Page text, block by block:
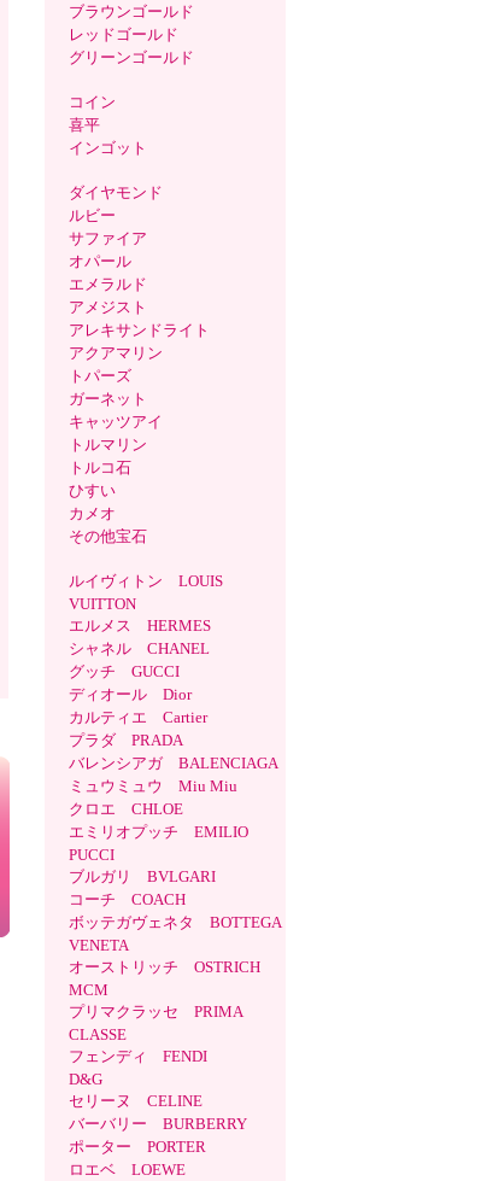
ブラウンゴールド
レッドゴールド
グリーンゴールド
コイン
喜平
インゴット
ダイヤモンド
ルビー
サファイア
オパール
エメラルド
アメジスト
アレキサンドライト
アクアマリン
トパーズ
ガーネット
キャッツアイ
トルマリン
トルコ石
ひすい
カメオ
その他宝石
ルイヴィトン LOUIS
VUITTON
エルメス HERMES
シャネル CHANEL
グッチ GUCCI
ディオール Dior
カルティエ Cartier
プラダ PRADA
バレンシアガ BALENCIAGA
ミュウミュウ Miu Miu
クロエ CHLOE
エミリオプッチ EMILIO
PUCCI
ブルガリ BVLGARI
コーチ COACH
ボッテガヴェネタ BOTTEGA
VENETA
オーストリッチ OSTRICH
MCM
プリマクラッセ PRIMA
CLASSE
フェンディ FENDI
D&G
セリーヌ CELINE
バーバリー BURBERRY
ポーター PORTER
ロエベ LOEWE